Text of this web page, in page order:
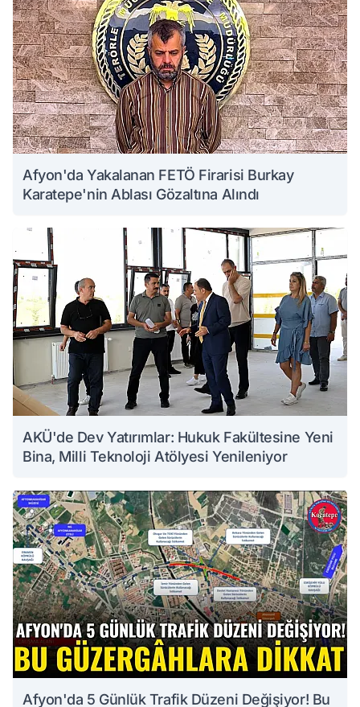
Afyon'da Yakalanan FETÖ Firarisi Burkay
Karatepe'nin Ablası Gözaltına Alındı
AKÜ'de Dev Yatırımlar: Hukuk Fakültesine Yeni
Bina, Milli Teknoloji Atölyesi Yenileniyor
Afyon'da 5 Günlük Trafik Düzeni Değişiyor! Bu